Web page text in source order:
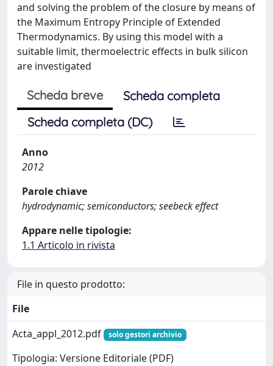
and solving the problem of the closure by means of
the Maximum Entropy Principle of Extended
Thermodynamics. By using this model with a
suitable limit, thermoelectric effects in bulk silicon
are investigated
Scheda breve
Scheda completa
Scheda completa (DC)
Anno
2012
Parole chiave
hydrodynamic; semiconductors; seebeck effect
Appare nelle tipologie:
1.1 Articolo in rivista
File in questo prodotto:
File
Acta_appl_2012.pdf
solo gestori archivio
Tipologia: Versione Editoriale (PDF)